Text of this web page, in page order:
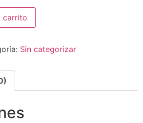
carrito
Sin categorizar